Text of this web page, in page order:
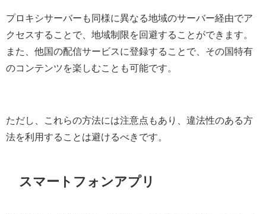
プロキシサーバーも同様に異なる地域のサーバー経由でア
クセスすることで、地域制限を回避することができます。
また、他国の配信サービスに登録することで、その国特有
のコンテンツを楽しむことも可能です。
ただし、これらの方法には注意点もあり、違法性のある方
法を利用することは避けるべきです。
スマートフォンアプリ